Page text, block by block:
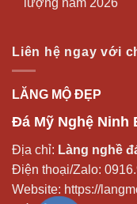
Liên hệ ngay với
LĂNG MỘ ĐẸP
Đá Mỹ Nghệ Ninh
Địa chỉ: Làng nghề
Điện thoại/Zalo:
Website: https://